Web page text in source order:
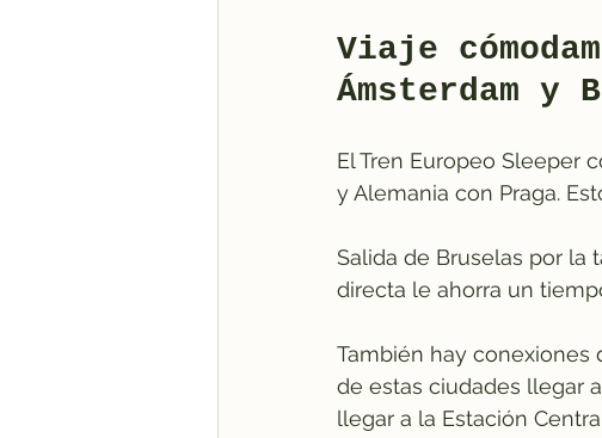
Viaje
Ámsterdam y
El Tren Europeo Sleeper
y Alemania con Praga.
Salida de Bruselas por la
directa le ahorra un
También hay conexiones
de estas ciudades llegar
llegar a la Estación